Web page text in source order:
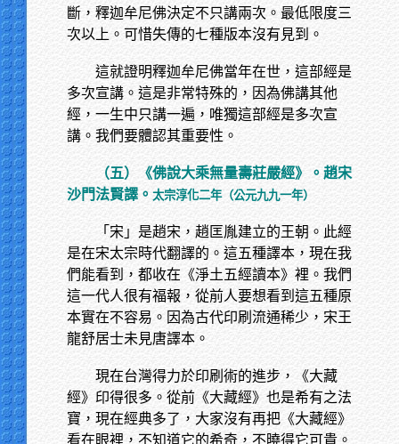
斷，釋迦牟尼佛決定不只講兩次。最低限度三
次以上。可惜失傳的七種版本沒有見到。
這就證明釋迦牟尼佛當年在世，這部經是
多次宣講。這是非常特殊的，因為佛講其他
經，一生中只講一遍，唯獨這部經是多次宣
講。我們要體認其重要性。
（五）《佛說大乘無量壽莊嚴經》。趙宋
沙門法賢譯。 太宗淳化二年（公元九九一年）
「宋」是趙宋，趙匡胤建立的王朝。此經
是在宋太宗時代翻譯的。這五種譯本，現在我
們能看到，都收在《淨土五經讀本》裡。我們
這一代人很有福報，從前人要想看到這五種原
本實在不容易。因為古代印刷流通稀少，宋王
龍舒居士未見唐譯本。
現在台灣得力於印刷術的進步，《大藏
經》印得很多。從前《大藏經》也是希有之法
寶，現在經典多了，大家沒有再把《大藏經》
看在眼裡，不知道它的希奇，不曉得它可貴。